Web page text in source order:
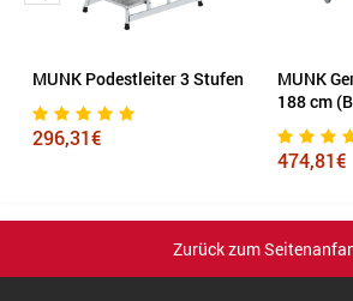
MUNK Podestleiter 3 Stufen
296,31€
MUNK
188 cm
474,81€
Zurück zum